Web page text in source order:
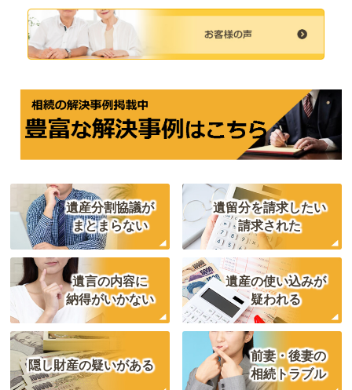
遺産分割協議が
まとまらない
遺留分を請求したい
請求された
遺言の内容に
納得がいかない
遺産の使い込みが
疑われる
隠し財産の疑いがある
前妻・後妻の
相続トラブル